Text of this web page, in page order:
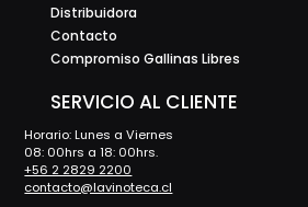
Distribuidora
Contacto
Compromiso Gallinas Libres
SERVICIO AL CLIENTE
Horario: Lunes a Viernes
08: 00hrs a 18: 00hrs.
+56 2 2829 2200
contacto@lavinoteca.cl